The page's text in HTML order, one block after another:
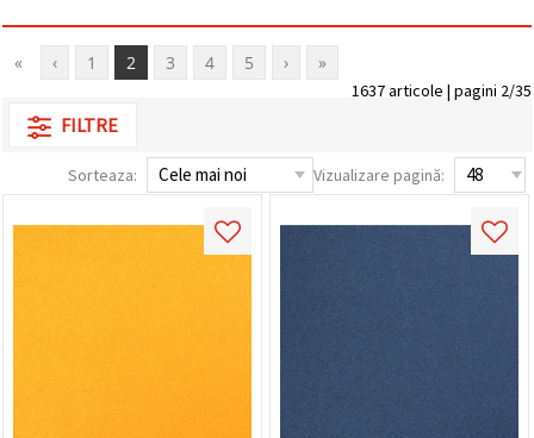
« ‹ 1 2 3 4 5 › »
1637 articole | pagini 2/35
FILTRE
Sorteaza: Vizualizare pagină: